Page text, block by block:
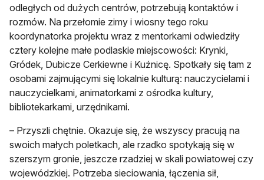
odległych od dużych centrów, potrzebują kontaktów i
rozmów. Na przełomie zimy i wiosny tego roku
koordynatorka projektu wraz z mentorkami odwiedziły
cztery kolejne małe podlaskie miejscowości: Krynki,
Gródek, Dubicze Cerkiewne i Kuźnicę. Spotkały się tam z
osobami zajmującymi się lokalnie kulturą: nauczycielami i
nauczycielkami, animatorkami z ośrodka kultury,
bibliotekarkami, urzędnikami.
– Przyszli chętnie. Okazuje się, że wszyscy pracują na
swoich małych poletkach, ale rzadko spotykają się w
szerszym gronie, jeszcze rzadziej w skali powiatowej czy
wojewódzkiej. Potrzeba sieciowania, łączenia sił,